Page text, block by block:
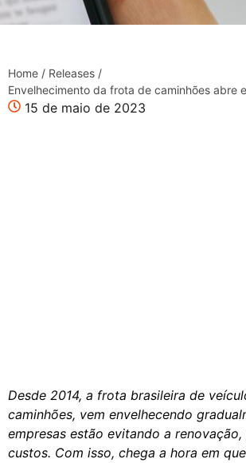
Home / Releases /
Envelhecimento da frota de caminhões abre
15 de maio de 2023
Desde 2014, a frota brasileira de
caminhões, vem envelhecendo
empresas estão evitando a
custos. Com isso, chega a hora em